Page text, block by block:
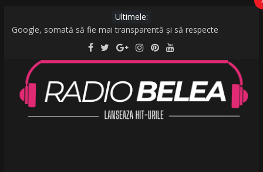
Ultimele:
Google, somată să fie mai transparentă și să respecte
legislația UE: Cum stabilește ordinea rezultatelor unei căutări?
De la caniculă la vijelii în câteva minute. O furtună puternică a
făcut ravagii în zeci de localități și în București
Raed Arafat: Nu cred că vorbim despre discriminare dacă se
limitează accesul celor nevaccinați în anumite locații
AMI – O Fată Obişnuită
Ce a postat Lambada, fosta soție a lui Tzancă Uraganu, la